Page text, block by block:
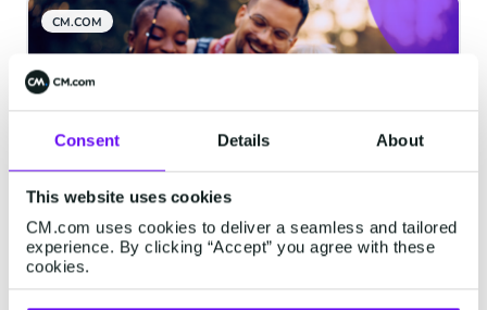
Consent Details About
This website uses cookies
CM.com uses cookies to deliver a seamless and tailored
experience. By clicking “Accept” you agree with these
cookies.
CM.COM
复盘与展望：2024独立站三大趋势
预测